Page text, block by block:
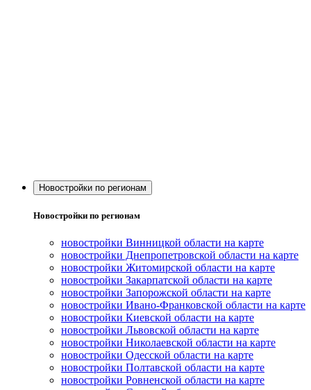
Новостройки по регионам
Новостройки по регионам
новостройки Винницкой области на карте
новостройки Днепропетровской области на карте
новостройки Житомирской области на карте
новостройки Закарпатской области на карте
новостройки Запорожской области на карте
новостройки Ивано-Франковской области на карте
новостройки Киевской области на карте
новостройки Львовской области на карте
новостройки Николаевской области на карте
новостройки Одесской области на карте
новостройки Полтавской области на карте
новостройки Ровненской области на карте